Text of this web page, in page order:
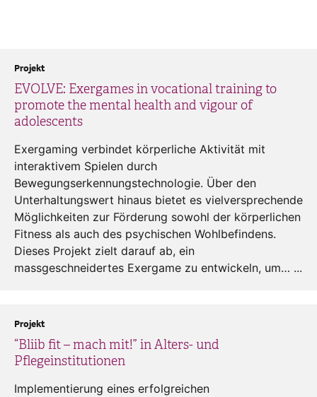
EVOLVE: Exergames in vocational training to
promote the mental health and vigour of
adolescents
Projekt
Exergaming verbindet körperliche Aktivität mit
interaktivem Spielen durch
Bewegungserkennungstechnologie. Über den
Unterhaltungswert hinaus bietet es vielversprechende
Möglichkeiten zur Förderung sowohl der körperlichen
Fitness als auch des psychischen Wohlbefindens.
Dieses Projekt zielt darauf ab, ein
massgeschneidertes Exergame zu entwickeln, um… ...
“Bliib fit – mach mit!” in Alters- und
Pflegeinstitutionen
Projekt
Implementierung eines erfolgreichen